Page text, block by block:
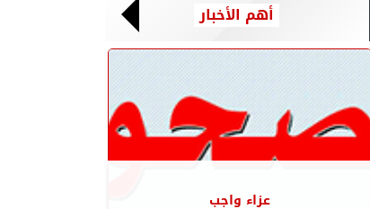
أهم الأخبار
عزاء واجب